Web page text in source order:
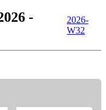
-
2026-
W32